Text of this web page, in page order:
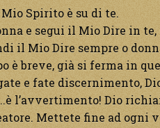
Spirito è su di te.
e segui il Mio Dire in
il Mio Dire sempre o
è breve, già si ferma in
e fate discernimento,
l’avvertimento! Dio
Mettete fine ad